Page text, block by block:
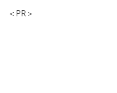
＜PR＞